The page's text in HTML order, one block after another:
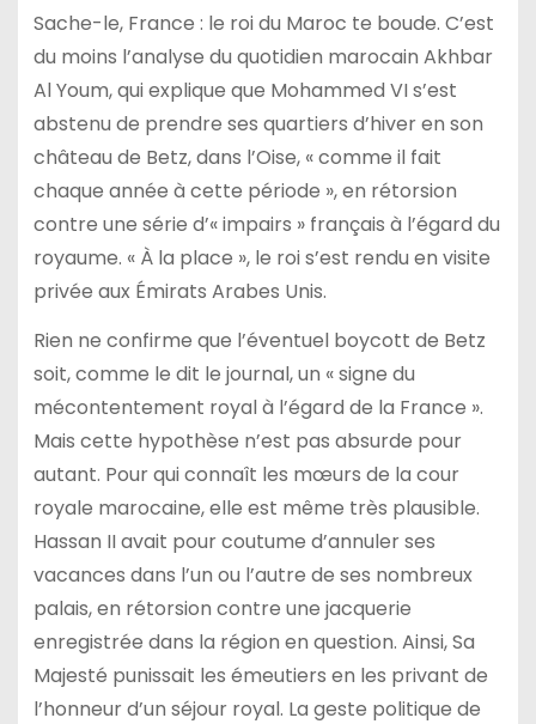
Sache-le, France : le roi du Maroc te boude. C’est
du moins l’analyse du quotidien marocain Akhbar
Al Youm, qui explique que Mohammed VI s’est
abstenu de prendre ses quartiers d’hiver en son
château de Betz, dans l’Oise, « comme il fait
chaque année à cette période », en rétorsion
contre une série d’« impairs » français à l’égard du
royaume. « À la place », le roi s’est rendu en visite
privée aux Émirats Arabes Unis.
Rien ne confirme que l’éventuel boycott de Betz
soit, comme le dit le journal, un « signe du
mécontentement royal à l’égard de la France ».
Mais cette hypothèse n’est pas absurde pour
autant. Pour qui connaît les mœurs de la cour
royale marocaine, elle est même très plausible.
Hassan II avait pour coutume d’annuler ses
vacances dans l’un ou l’autre de ses nombreux
palais, en rétorsion contre une jacquerie
enregistrée dans la région en question. Ainsi, Sa
Majesté punissait les émeutiers en les privant de
l’honneur d’un séjour royal. La geste politique de